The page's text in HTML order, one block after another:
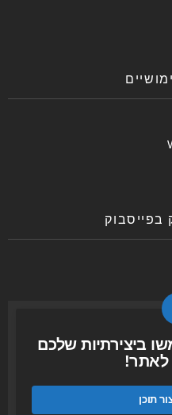
בפייסבוק
ביצירתיות שלכם
לאתר!
תוכן